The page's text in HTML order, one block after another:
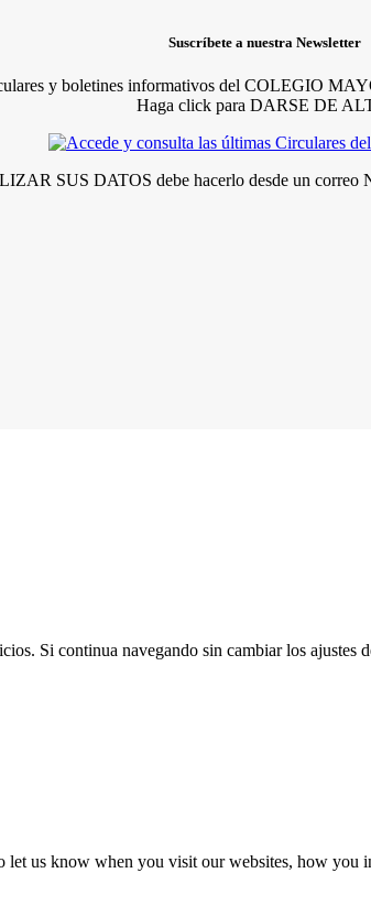
Suscríbete a nuestra Newsletter
y boletines informativos del COLEGIO
Haga click para DARSE DE
SUS DATOS debe hacerlo desde un correo
Si continua navegando sin cambiar los ajustes
let us know when you visit our websites, how